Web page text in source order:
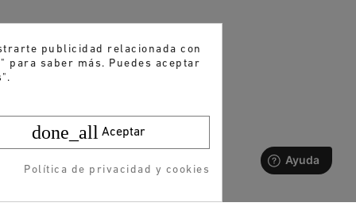
publicidad relacionada con
para saber más. Puedes aceptar
done_all Aceptar
Política de privacidad y cookies